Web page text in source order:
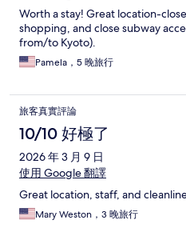
Worth a stay! Great location-
shopping, and close subway
from/to Kyoto).
Pamela，5 晚旅行
旅客真實評論
10/10 好極了
2026 年 3 月 9 日
使用 Google 翻譯
Great location, staff, and
Mary Weston，3 晚旅行